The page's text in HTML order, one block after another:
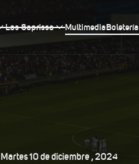
Los Saprissa MultimediaBoletería
Martes10 DeDiciembre, 2024